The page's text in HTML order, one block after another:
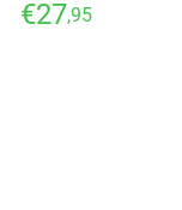
€27,95